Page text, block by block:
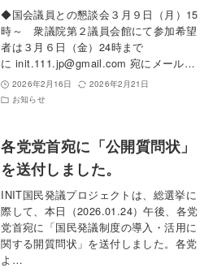
◆国会議員との懇談会３月９日（月）15
時～ 衆議院第２議員会館にて参加希望
者は３月６日（金）24時まで
に init.111.jp@gmail.com 宛にメール…
2026年2月16日
2026年2月21日
お知らせ
各党党首宛に「公開質問状」
を送付しました。
INIT国民発議プロジェクトは、総選挙に
際して、本日（2026.01.24）午後、各党
党首宛に「国民発議制度の導入・活用に
関する開質問状」を送付しました。各党
よ…